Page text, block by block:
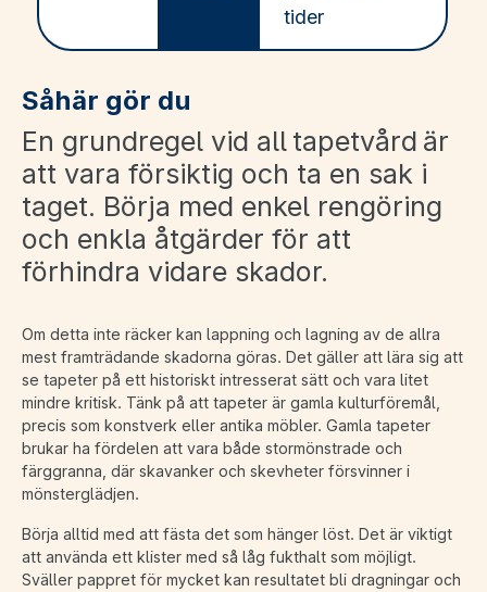
tider
Såhär gör du
En grundregel vid all tapetvård är
att vara försiktig och ta en sak i
taget. Börja med enkel rengöring
och enkla åtgärder för att
förhindra vidare skador.
Om detta inte räcker kan lappning och lagning av de allra
mest framträdande skadorna göras. Det gäller att lära sig att
se tapeter på ett historiskt intresserat sätt och vara litet
mindre kritisk. Tänk på att tapeter är gamla kulturföremål,
precis som konstverk eller antika möbler. Gamla tapeter
brukar ha fördelen att vara både stormönstrade och
färggranna, där skavanker och skevheter försvinner i
mönsterglädjen.
Börja alltid med att fästa det som hänger löst. Det är viktigt
att använda ett klister med så låg fukthalt som möjligt.
Sväller pappret för mycket kan resultatet bli dragningar och